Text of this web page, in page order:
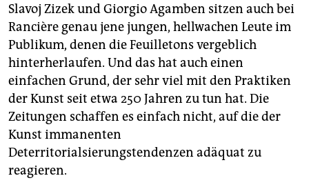
Slavoj Zizek und Giorgio Agamben sitzen auch bei
Rancière genau jene jungen, hellwachen Leute im
Publikum, denen die Feuilletons vergeblich
hinterherlaufen. Und das hat auch einen
einfachen Grund, der sehr viel mit den Praktiken
der Kunst seit etwa 250 Jahren zu tun hat. Die
Zeitungen schaffen es einfach nicht, auf die der
Kunst immanenten
Deterritorialsierungstendenzen adäquat zu
reagieren.